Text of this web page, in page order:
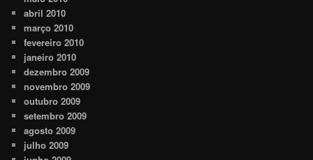
abril 2010
março 2010
fevereiro 2010
janeiro 2010
dezembro 2009
novembro 2009
outubro 2009
setembro 2009
agosto 2009
julho 2009